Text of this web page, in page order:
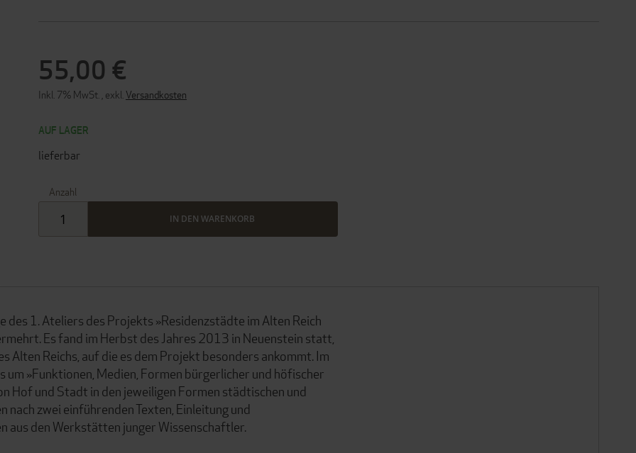
55,00 €
Inkl. 7% MwSt. , exkl. Versandkosten
AUF LAGER
lieferbar
Anzahl
IN DEN WARENKORB
1. Ateliers des Projekts »Residenzstädte im Alten Reich
Es fand im Herbst des Jahres 2013 in Neuenstein statt,
Alten Reichs, auf die es dem Projekt besonders ankommt. Im
»Funktionen, Medien, Formen bürgerlicher und höfischer
Hof und Stadt in den jeweiligen Formen städtischen und
zwei einführenden Texten, Einleitung und
aus den Werkstätten junger Wissenschaftler.